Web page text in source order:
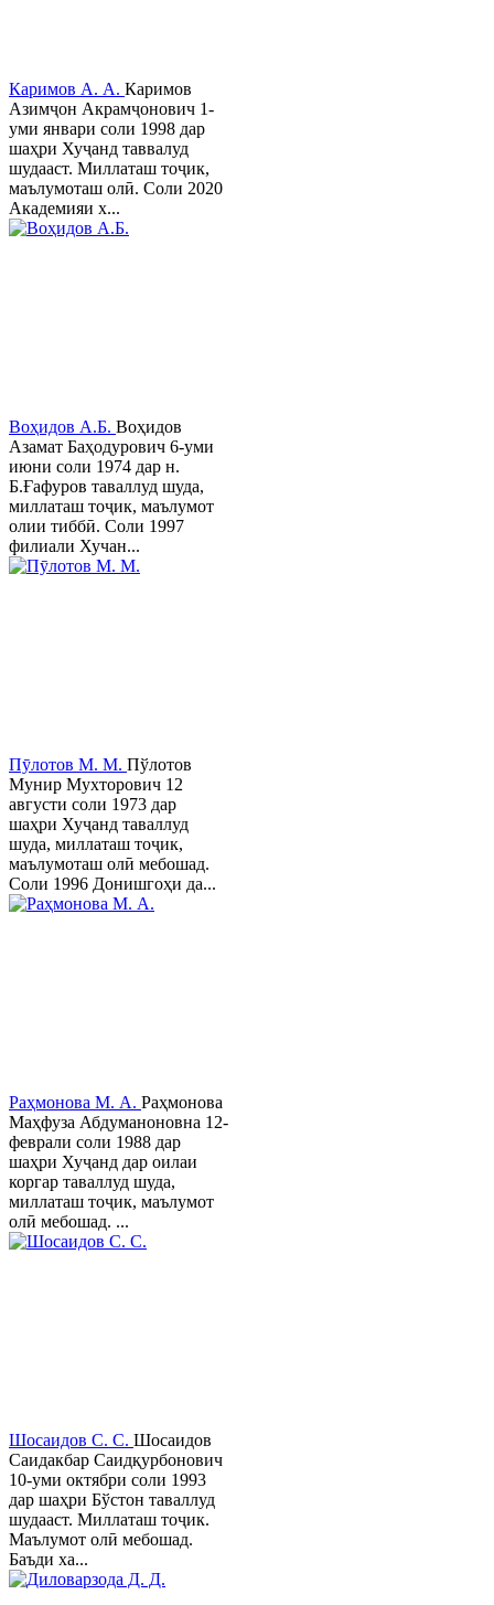
Каримов А. А. Каримов
Азимҷон Акрамҷонович 1-
уми январи соли 1998 дар
шаҳри Хуҷанд таввалуд
шудааст. Миллаташ тоҷик,
маълумоташ олӣ. Соли 2020
Академияи х...
Воҳидов А.Б. Воҳидов
Азамат Баҳодурович 6-уми
июни соли 1974 дар н.
Б.Ғафуров таваллуд шуда,
миллаташ тоҷик, маълумот
олии тиббӣ. Соли 1997
филиали Хучан...
Пӯлотов М. М. Пўлотов
Мунир Мухторович 12
августи соли 1973 дар
шаҳри Хуҷанд таваллуд
шуда, миллаташ тоҷик,
маълумоташ олӣ мебошад.
Соли 1996 Донишгоҳи да...
Раҳмонова М. А. Раҳмонова
Маҳфуза Абдуманоновна 12-
феврали соли 1988 дар
шаҳри Хуҷанд дар оилаи
коргар таваллуд шуда,
миллаташ тоҷик, маълумот
олӣ мебошад. ...
Шосаидов С. С. Шосаидов
Саидакбар Саидқурбонович
10-уми октябри соли 1993
дар шаҳри Бўстон таваллуд
шудааст. Миллаташ тоҷик.
Маълумот олӣ мебошад.
Баъди ха...